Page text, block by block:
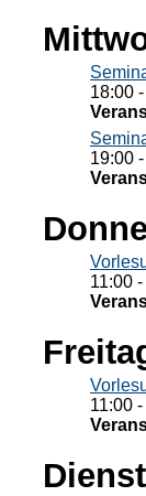
18:00
19:00
11:00
11:00